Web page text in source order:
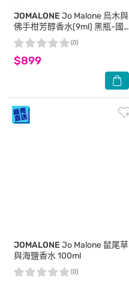
JOMALONE Jo Malone 烏木與
佛手柑芳醇香水(9ml) 黑瓶-國
際航空版
$899
(0)
JOMALONE Jo Malone 鼠尾草
與海鹽香水 100ml
(0)